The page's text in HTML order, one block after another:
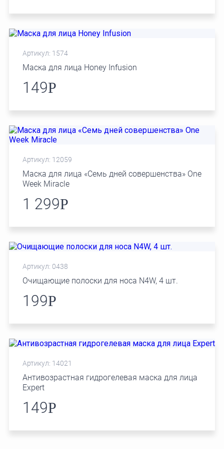
Артикул: 1574
Маска для лица Honey Infusion
149Р
Артикул: 12059
Маска для лица «Семь дней совершенства» One
Week Miracle
1 299Р
Артикул: 0438
Очищающие полоски для носа N4W, 4 шт.
199Р
Артикул: 14021
Антивозрастная гидрогелевая маска для лица
Expert
149Р